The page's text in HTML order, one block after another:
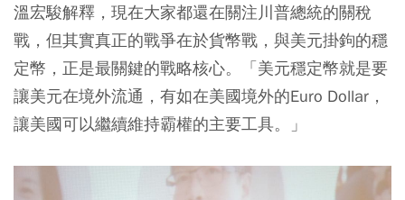
溫宏駿解釋，現在大家都還在關注川普總統的關稅
戰，但其實真正的戰爭在於貨幣戰，與美元掛鉤的穩
定幣，正是最關鍵的戰略核心。「美元穩定幣就是要
讓美元在境外流通，有如在美國境外的Euro Dollar，
讓美國可以繼續維持霸權的主要工具。」